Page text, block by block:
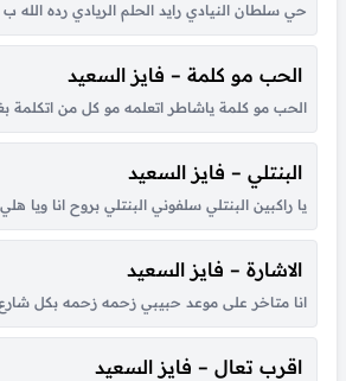
حي سلطان النيادي رايد الحلم الريادي رده الله
الحب مو كلمة – فايز السعيد
الحب مو كلمة ياشاطر اتعلمه مو كل من اتكلمة
البنتلي – فايز السعيد
يا راكبين البنتلي سلفوني البنتلي بروح انا
الاشارة – فايز السعيد
انا متاخر على موعد حبيبي زحمه زحمه بكل
اقرب تعال – فايز السعيد